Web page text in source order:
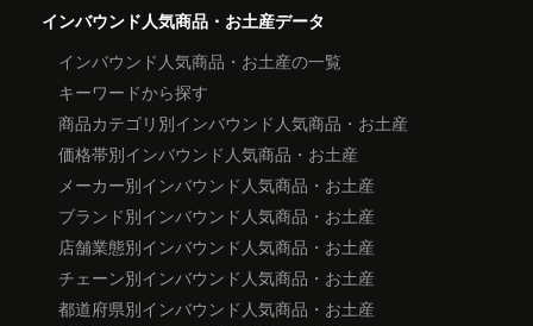
インバウンド人気商品・お土産データ
インバウンド人気商品・お土産の一覧
キーワードから探す
商品カテゴリ別インバウンド人気商品・お土産
価格帯別インバウンド人気商品・お土産
メーカー別インバウンド人気商品・お土産
ブランド別インバウンド人気商品・お土産
店舗業態別インバウンド人気商品・お土産
チェーン別インバウンド人気商品・お土産
都道府県別インバウンド人気商品・お土産